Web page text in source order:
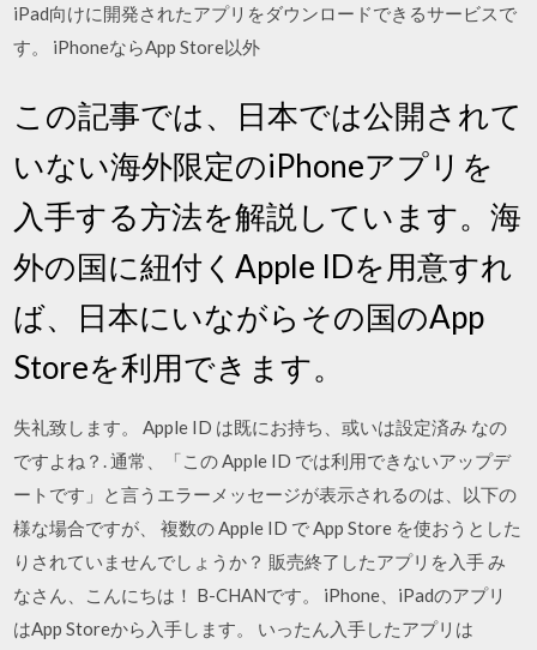
iPad向けに開発されたアプリをダウンロードできるサービスで
す。 iPhoneならApp Store以外
この記事では、日本では公開されて
いない海外限定のiPhoneアプリを
入手する方法を解説しています。海
外の国に紐付くApple IDを用意すれ
ば、日本にいながらその国のApp
Storeを利用できます。
失礼致します。 Apple ID は既にお持ち、或いは設定済み なの
ですよね？. 通常、「この Apple ID では利用できないアップデ
ートです」と言うエラーメッセージが表示されるのは、以下の
様な場合ですが、 複数の Apple ID で App Store を使おうとした
りされていませんでしょうか？ 販売終了したアプリを入手 み
なさん、こんにちは！ B-CHANです。 iPhone、iPadのアプリ
はApp Storeから入手します。 いったん入手したアプリは